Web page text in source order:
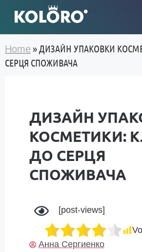
Home »ДИЗАЙН УПАКОВКИ
СЕРЦЯ СПОЖИВАЧА
ДИЗАЙН
КОСМЕТИКИ:
ДО СЕРЦЯ
СПОЖИВАЧА
[post-views]
Анна Сергиенко